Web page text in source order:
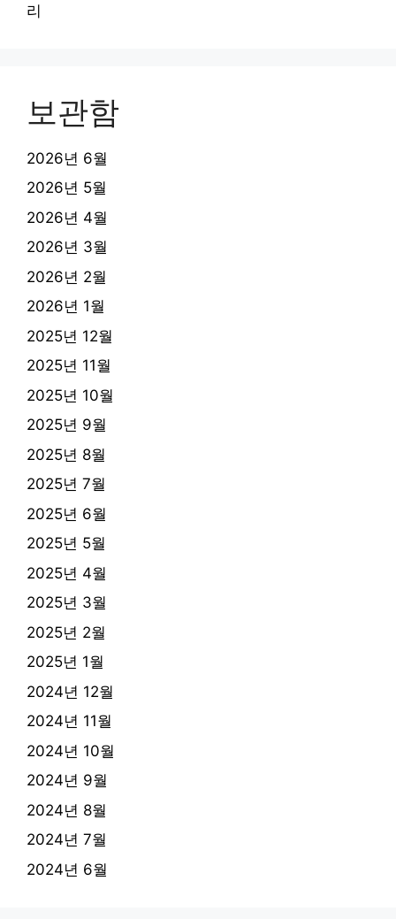
리
보관함
2026년 6월
2026년 5월
2026년 4월
2026년 3월
2026년 2월
2026년 1월
2025년 12월
2025년 11월
2025년 10월
2025년 9월
2025년 8월
2025년 7월
2025년 6월
2025년 5월
2025년 4월
2025년 3월
2025년 2월
2025년 1월
2024년 12월
2024년 11월
2024년 10월
2024년 9월
2024년 8월
2024년 7월
2024년 6월